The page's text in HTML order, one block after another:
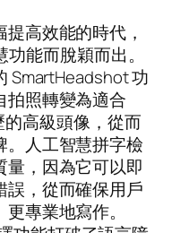
高效能的時代，
能而脫穎而出。
SmartHeadshot 功
拍照轉變為適合
的高級頭像，從而
。人工智慧拼字檢
，因為它可以即
誤，從而確保用戶
專業地寫作。